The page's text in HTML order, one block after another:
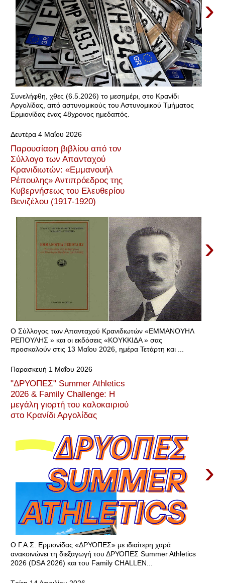
›
Συνελήφθη, χθες (6.5.2026) το μεσημέρι, στο Κρανίδι
Αργολίδας, από αστυνομικούς του Αστυνομικού Τμήματος
Ερμιονίδας ένας 48χρονος ημεδαπός.
Δευτέρα 4 Μαΐου 2026
Παρουσίαση βιβλίου από τον
Σύλλογο των Απανταχού
Κρανιδιωτών: «Εμμανουήλ
Ρέπουλης» Αντιπρόεδρος της
Κυβερνήσεως του Ελευθερίου
Βενιζέλου (1917-1920)
›
Ο Σύλλογος των Απανταχού Κρανιδιωτών «ΕΜΜΑΝΟΥΗΛ
ΡΕΠΟΥΛΗΣ » και οι εκδόσεις «ΚΟΥΚΚΙΔΑ » σας
προσκαλούν στις 13 Μαΐου 2026, ημέρα Τετάρτη και ...
Παρασκευή 1 Μαΐου 2026
"ΔΡΥΟΠΕΣ" Summer Athletics
2026 & Family Challenge: Η
μεγάλη γιορτή του καλοκαιριού
στο Κρανίδι Αργολίδας
›
Ο Γ.Α.Σ. Ερμιονίδας «ΔΡΥΟΠΕΣ» με ιδιαίτερη χαρά
ανακοινώνει τη διεξαγωγή του ΔΡΥΟΠΕΣ Summer Athletics
2026 (DSA 2026) και του Family CHALLEN...